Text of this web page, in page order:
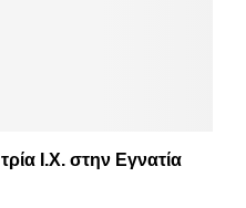
Ι.Χ. στην Εγνατία